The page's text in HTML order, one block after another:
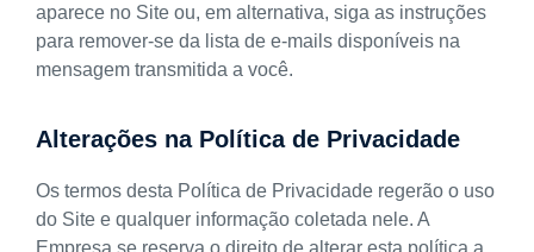
aparece no Site ou, em alternativa, siga as instruções
para remover-se da lista de e-mails disponíveis na
mensagem transmitida a você.
Alterações na Política de Privacidade
Os termos desta Política de Privacidade regerão o uso
do Site e qualquer informação coletada nele. A